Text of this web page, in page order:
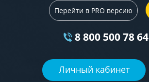
Перейти в PRO версию
8 800 500 78 64
Личный кабинет